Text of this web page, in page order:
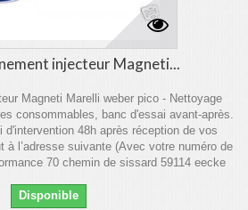
injecteur Magneti...
Magneti Marelli weber pico - Nettoyage
consommables, banc d'essai avant-après.
d'intervention 48h après réception de vos
à l’adresse suivante (Avec votre numéro de
70 chemin de sissard 59114 eecke
Disponible